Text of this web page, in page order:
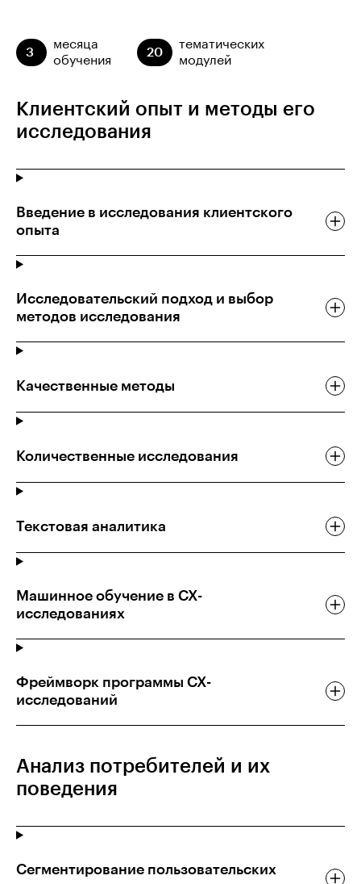
3
месяца
обучения
20
тематических
модулей
Клиентский опыт и методы его
исследования
Введение в исследования клиентского
опыта
Исследовательский подход и выбор
методов исследования
Качественные методы
Количественные исследования
Текстовая аналитика
Машинное обучение в CX-
исследованиях
Фреймворк программы CX-
исследований
Анализ потребителей и их
поведения
Сегментирование пользовательских